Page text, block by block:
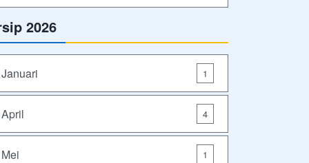
2026
Januari 1
April 4
Mei 1